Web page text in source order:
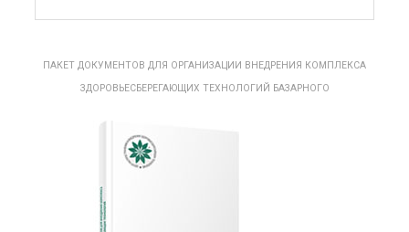
ПАКЕТ ДОКУМЕНТОВ ДЛЯ ОРГАНИЗАЦИИ ВНЕДРЕНИЯ КОМПЛЕКСА
ЗДОРОВЬЕСБЕРЕГАЮЩИХ ТЕХНОЛОГИЙ БАЗАРНОГО